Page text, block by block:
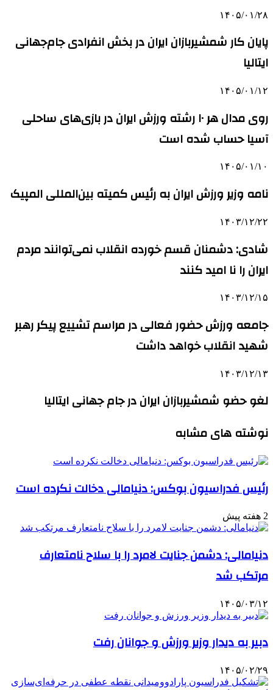
۱۴۰۵/۰۱/۲۸
پایان کار شمشیربازان ایران در بخش انفرادی جام‌جهانی
ایتالیا
۱۴۰۵/۰۱/۱۲
روی مدال هر ۱۰ رشته ورزش ایران در بازی‌های ساحلی
آسیا حساب شده است
۱۴۰۵/۰۱/۱۰
نامه وزیر ورزش ایران به رئیس کمیته بین‌المللی المپیک
۱۴۰۳/۱۲/۲۲
شادی: دشمنان قسم خورده انقلاب نمی‌توانند مردم
ایران را نا امید کنند
۱۴۰۳/۱۲/۱۵
جامعه ورزش حضور فعالی در مراسم تشییع پیکر رهبر
شهید انقلاب خواهد داشت
۱۴۰۳/۱۲/۱۳
لغو حضو شمشیربازان ایران در جام جهانی ایتالیا
نوشته های مشابه
رئیس فدراسیون بوکس: دنیامالی دخالت نکرده است
2 هفته پیش
دنیامالی: دشمن جنایت لامرد را با سلاح نامتعارف
مرتکب شد
۱۴۰۵/۰۳/۱۲
دبیر به دیدار وزیر ورزش و جوانان رفت
۱۴۰۵/۰۲/۲۹